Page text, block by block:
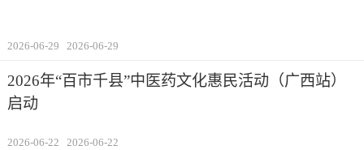
2026-06-29 2026-06-29
2026年“百市千县”中医药文化惠民活动（广西站）
启动
2026-06-22 2026-06-22